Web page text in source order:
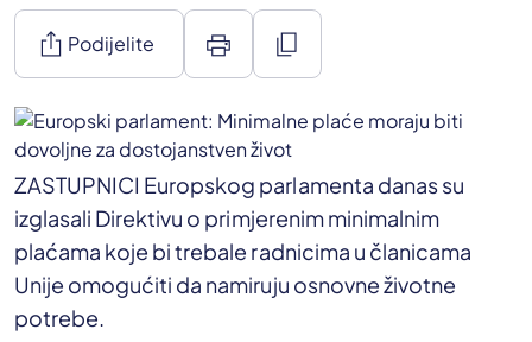
ios_share Podijelite print content_copy
ZASTUPNICI Europskog parlamenta danas su
izglasali Direktivu o primjerenim minimalnim
plaćama koje bi trebale radnicima u članicama
Unije omogućiti da namiruju osnovne životne
potrebe.